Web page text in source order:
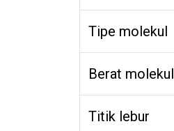
Tipe molekul
Berat molekul
Titik lebur